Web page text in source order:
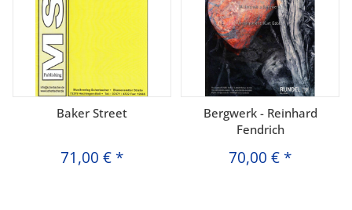
Baker Street
71,00 € *
Bergwerk - Reinhard
Fendrich
70,00 € *